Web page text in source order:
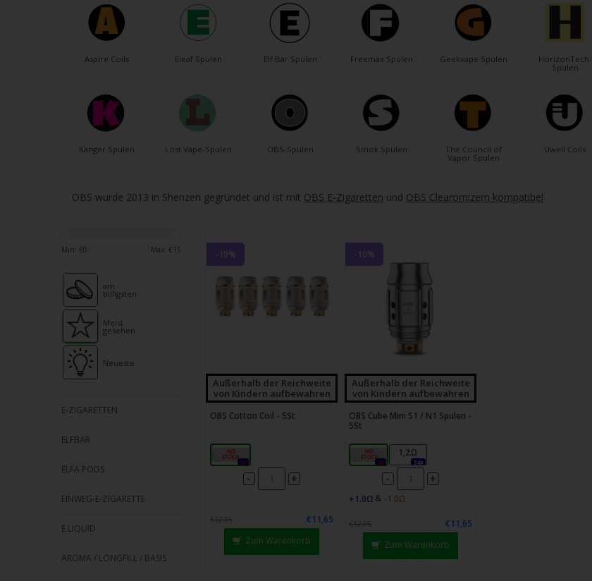
Ergebnis
auszuwählen.
Drücke
um
zum
gelangen.
Touch-
Streichgesten
Aspire Coils Eleaf Spulen Elf Bar Spulen Freemax Spulen Geekvape Spulen
HorizonTech-
Spulen
Kanger Spulen Lost Vape-Spulen OBS-Spulen Smok Spulen
The Council of
Vapor Spulen
Uwell Coils
OBS wurde 2013 in Shenzen gegründet und ist mit OBS E-Zigaretten und OBS Clearomizern kompatibel
Min: €0 Max: € 15
am
billigsten
Meist
gesehen
Neueste
E-ZIGARETTEN
ELFBAR
ELFA PODS
EINWEG-E-ZIGARETTE
E LIQUID
AROMA / LONGFILL / BASIS
-10%
Außerhalb der Reichweite
von Kindern aufbewahren
OBS Cotton Coil - 5St
NX-1.4Ω
0x
- +
€12,95
€11,65
Zum Warenkorb
-10%
Außerhalb der Reichweite
von Kindern aufbewahren
OBS Cube Mini S1 / N1 Spulen -
5St
0,6Ω
0x
1,2Ω
34x
- +
&
€12,95
€11,65
Zum Warenkorb